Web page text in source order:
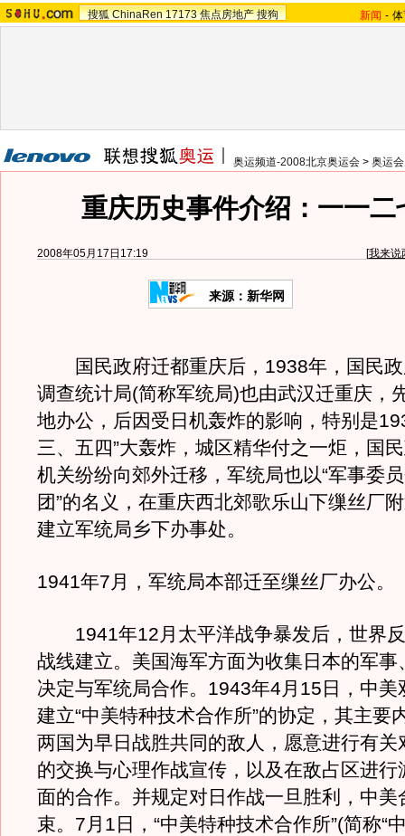
搜狐 ChinaRen 17173 焦点房地产 搜狗 新闻 -
奥运频道-2008北京奥运会 > 奥运
重庆历史事件介绍：一一二
2008年05月17日17:19 [我来说
来源：新华网
国民政府迁都重庆后，1938年，国民政
调查统计局(简称军统局)也由武汉迁重庆，
地办公，后因受日机轰炸的影响，特别是
三、五四”大轰炸，城区精华付之一炬，国
机关纷纷向郊外迁移，军统局也以“军事委
团”的名义，在重庆西北郊歌乐山下缫丝厂
建立军统局乡下办事处。
1941年7月，军统局本部迁至缫丝厂办公。
1941年12月太平洋战争暴发后，世界
战线建立。美国海军方面为收集日本的军事
决定与军统局合作。1943年4月15日，中美
建立“中美特种技术合作所”的协定，其主要
两国为早日战胜共同的敌人，愿意进行有关
的交换与心理作战宣传，以及在敌占区进行
面的合作。并规定对日作战一旦胜利，中美
束。7月1日，“中美特种技术合作所”(简称“